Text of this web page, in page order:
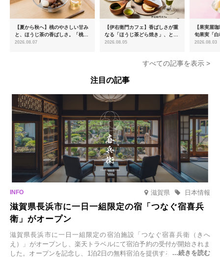
【夏から秋へ】桃のやさしい甘み
と、ほうじ茶の香ばしさ。「桃と
ほうじ茶のあんみつ」を8月中旬
2026.08.07
【伊右衛門カフェ】香ばしさが重
なる「ほうじ茶どら焼き」、とろ
ける「宇治抹茶ティラミス」が新
2026.08.05
【果実屋
旬果実「
限定販売
2026.08.03
すべての記事を表示 >
注目の記事
滋賀県 日本情報
滋賀県長浜市に一日一組限定の宿「つなぐ宿喜兵
衛」がオープン
滋賀県長浜市に一日一組限定の宿泊施設「つなぐ宿喜兵衛（きへ
え）」がオープンし、楽天トラベルにて宿泊予約の受付が開始されま
した。オープンを記念し、1泊2日の無料宿泊を提供するキャンペーン